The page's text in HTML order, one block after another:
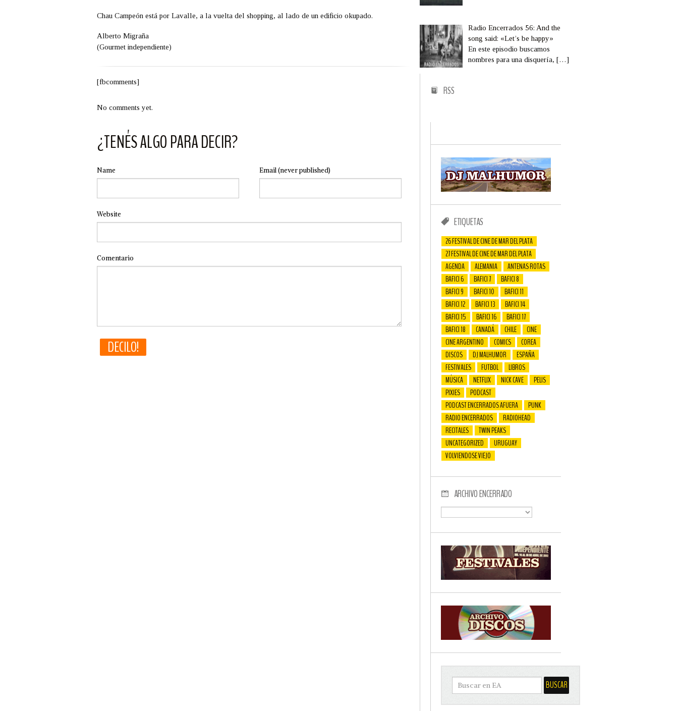
Chau Campeón está por Lavalle, a la vuelta del shopping, al lado de un edificio okupado.
Alberto Migraña
(Gourmet independiente)
[fbcomments]
No comments yet.
¿TENÉS ALGO PARA DECIR?
Name Email(never published)
Website
Comentario
Radio Encerrados 56: And the
song said: «Let’s be happy»
En este episodio buscamos
nombres para una disquería,[…]
RSS
ETIQUETAS
26 FESTIVAL DE CINE DE MAR DEL PLATA
27 FESTIVAL DE CINE DE MAR DEL PLATA
AGENDA
ALEMANIA
ANTENAS ROTAS
BAFICI 6
BAFICI 7
BAFICI 8
BAFICI 9
BAFICI 10
BAFICI 11
BAFICI 12
BAFICI 13
BAFICI 14
BAFICI 15
BAFICI 16
BAFICI 17
BAFICI 18
CANADÁ CHILE
CINE
CINE ARGENTINO
COMICS
COREA
DISCOS
DJ MALHUMOR
ESPAÑA
FESTIVALES
FUTBOL
LIBROS
MÚSICA
NETFLIX NICK CAVE
PELIS
PIXIES
PODCAST
PODCAST ENCERRADOS AFUERA
PUNK
RADIO ENCERRADOS
RADIOHEAD
RECITALES
TWIN PEAKS
UNCATEGORIZED
URUGUAY
VOLVIENDOSE VIEJO
ARCHIVO ENCERRADO